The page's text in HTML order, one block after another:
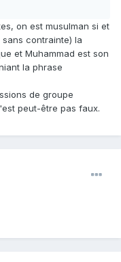
on est musulman si et
contrainte) la
et Muhammad est son
la phrase
de groupe
peut-être pas faux.